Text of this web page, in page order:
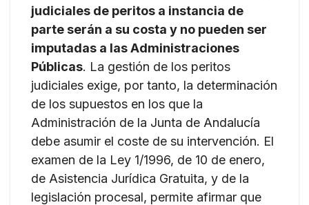
judiciales de peritos a instancia de
parte serán a su costa y no pueden ser
imputadas a las Administraciones
Públicas. La gestión de los peritos
judiciales exige, por tanto, la determinación
de los supuestos en los que la
Administración de la Junta de Andalucía
debe asumir el coste de su intervención. El
examen de la Ley 1/1996, de 10 de enero,
de Asistencia Jurídica Gratuita, y de la
legislación procesal, permite afirmar que